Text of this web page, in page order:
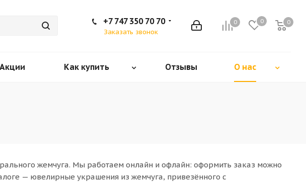
0 0 0
+7 747 350 70 70
Заказать звонок
Акции Как купить Отзывы О нас
жемчуга. Мы работаем онлайн и офлайн: оформить заказ можно
— ювелирные украшения из жемчуга, привезённого с